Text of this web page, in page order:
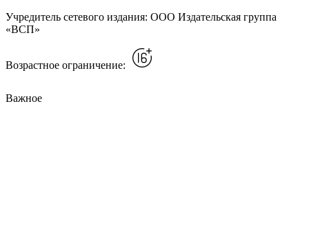
Учредитель сетевого издания: ООО Издательская группа
«ВСП»
Возрастное ограничение:
Важное